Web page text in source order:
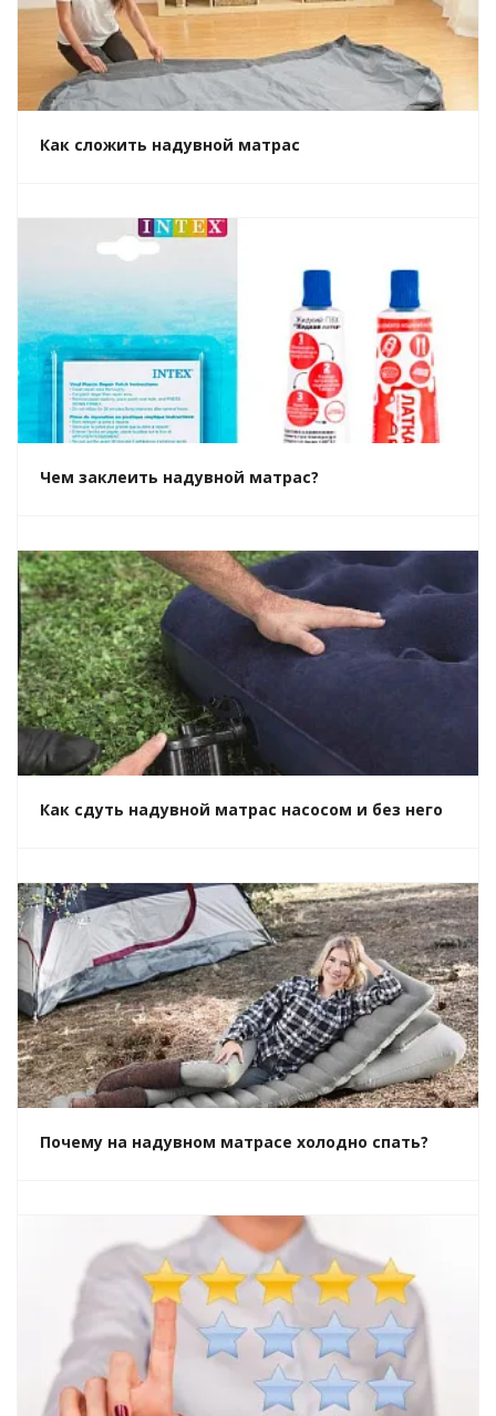
Как сложить надувной матрас
Чем заклеить надувной матрас?
Как сдуть надувной матрас насосом и без него
Почему на надувном матрасе холодно спать?